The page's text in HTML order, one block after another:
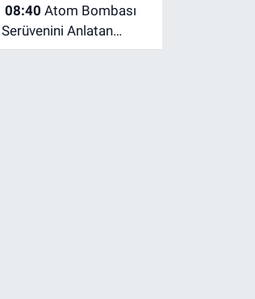
Kadar?
08:40
Serüvenini Anlatan
Oppenheimer Olayı Tam